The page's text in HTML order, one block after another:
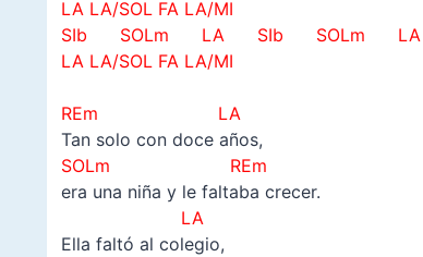
LA LA/SOL FA LA/MI
SIb SOLm LA
SIb SOLm LA
LA LA/SOL FA LA/MI
REm LA
Tan solo con doce años,
SOLm REm
era una niña y le faltaba crecer.
LA
Ella faltó al colegio,